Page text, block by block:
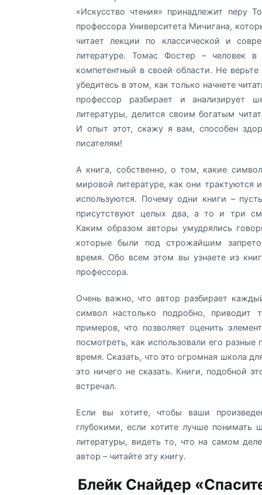
«Искусство чтения» принадлежит перу
профессора Университета Мичигана,
читает лекции по классической и
литературе. Томас Фостер – человек в
компетентный в своей области. Не
убедитесь в этом, как только начнете
профессор разбирает и анализирует
литературы, делится своим богатым
И опыт этот, скажу я вам, способен
писателям!
А книга, собственно, о том, какие
мировой литературе, как они трактуются
используются. Почему одни книги –
присутствуют целых два, а то и три
Каким образом авторы умудрялись
которые были под строжайшим
время. Обо всем этом вы узнаете из
профессора.
Очень важно, что автор разбирает
символ настолько подробно, приводит
примеров, что позволяет оценить
посмотреть, как использовали его разные
время. Сказать, что это огромная школа
это ничего не сказать. Книги, подобной
встречал.
Если вы хотите, чтобы ваши
глубокими, если хотите лучше понимать
литературы, видеть то, что на самом
автор – читайте эту книгу.
Блейк Снайдер